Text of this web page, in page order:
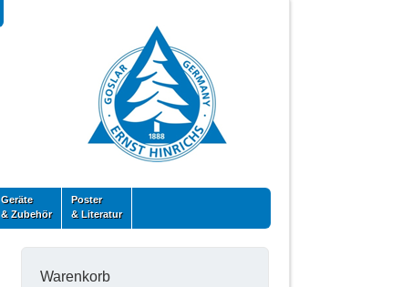
Geräte
& Zubehör
Poster
& Literatur
Warenkorb